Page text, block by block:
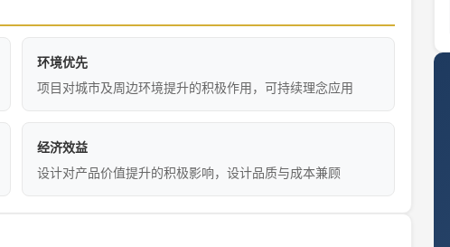
环境优先
项目对城市及周边环境提升的积极作用，可持续理念应用
经济效益
设计对产品价值提升的积极影响，设计品质与成本兼顾